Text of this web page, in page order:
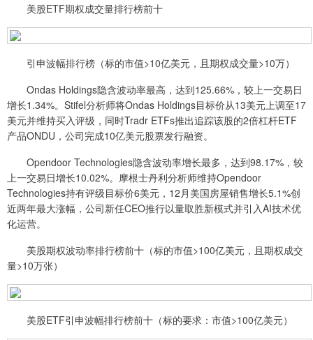
美股ETF期权成交量排行榜前十
引申波幅排行榜（标的市值>10亿美元，且期权成交量>10万）
Ondas Holdings隐含波动率最高，达到125.66%，较上一交易日
增长1.34%。Stifel分析师将Ondas Holdings目标价从13美元上调至17
美元并维持买入评级，同时Tradr ETFs推出追踪该股的2倍杠杆ETF
产品ONDU，公司完成10亿美元股票发行融资。
Opendoor Technologies隐含波动率增长最多，达到98.17%，较
上一交易日增长10.02%。摩根士丹利分析师维持Opendoor
Technologies持有评级目标价6美元，12月美国房屋销售增长5.1%创
近两年最大涨幅，公司新任CEO推行以量取胜新模式并引入AI技术优
化运营。
美股期权波动率排行榜前十（标的市值>100亿美元，且期权成交
量>10万张）
美股ETF引申波幅排行榜前十（标的要求：市值>100亿美元）